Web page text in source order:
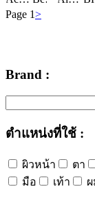
Page 1>
Brand :
ตำแหน่งที่ใช้ :
ผิวหน้า ตา
มือ
เท้า